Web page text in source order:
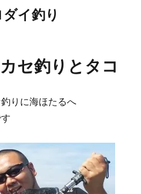
イ釣り
セ釣りとタコ
りに海ほたるへ